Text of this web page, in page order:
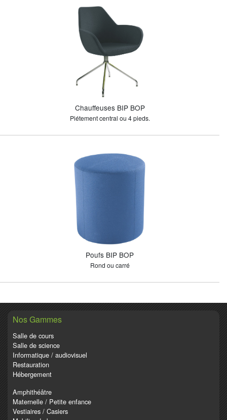
Chauffeuses BIP BOP
Piétement central ou 4 pieds.
Poufs BIP BOP
Rond ou carré
Nos Gammes
Salle de cours
Salle de science
Informatique / audiovisuel
Restauration
Hébergement
Amphithéâtre
Maternelle / Petite enfance
Vestiaires / Casiers